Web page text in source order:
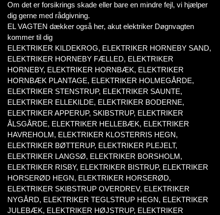
Om det er forsikrings skade eller bare en mindre fejl, vi hjælper
dig gerne med rådgivning.
EL VAGTEN dækker også her, akut elektriker Døgnvagten
kommer til dig
ELEKTRIKER KILDEKROG, ELEKTRIKER HORNEBY SAND,
ELEKTRIKER HORNEBY FÆLLED, ELEKTRIKER
HORNEBY, ELEKTRIKER HORNBÆK, ELEKTRIKER
HORNBÆK PLANTAGE, ELEKTRIKER HOLMEGÅRDE,
ELEKTRIKER STENSTRUP, ELEKTRIKER SAUNTE,
ELEKTRIKER ELLEKILDE, ELEKTRIKER BODERNE,
ELEKTRIKER APPERUP, SKIBSTRUP, ELEKTRIKER
ÅLSGÅRDE, ELEKTRIKER HELLEBÆK, ELEKTRIKER
HAVREHOLM, ELEKTRIKER KLOSTERRIS HEGN,
ELEKTRIKER BØTTERUP, ELEKTRIKER PLEJELT,
ELEKTRIKER LANGSØ, ELEKTRIKER BORSHOLM,
ELEKTRIKER RISBY, ELEKTRIKER BISTRUP, ELEKTRIKER
HORSERØD HEGN, ELEKTRIKER HORSERØD,
ELEKTRIKER SKIBSTRUP OVERDREV, ELEKTRIKER
NYGÅRD, ELEKTRIKER TEGLSTRUP HEGN, ELEKTRIKER
JULEBÆK, ELEKTRIKER HØJSTRUP, ELEKTRIKER